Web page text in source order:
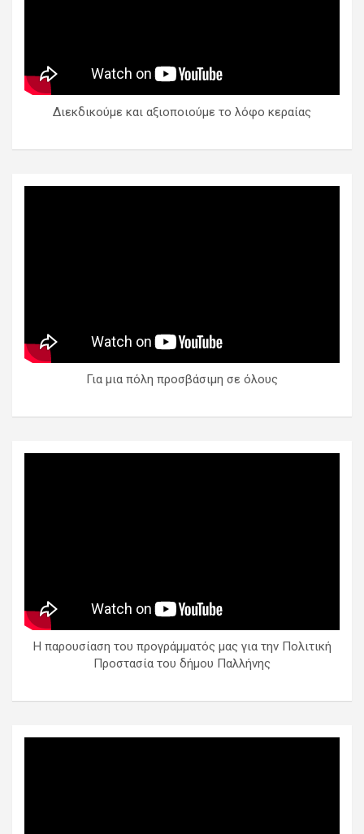
Διεκδικούμε και αξιοποιούμε το λόφο κεραίας
Για μια πόλη προσβάσιμη σε όλους
Η παρουσίαση του προγράμματός μας για την Πολιτική
Προστασία του δήμου Παλλήνης